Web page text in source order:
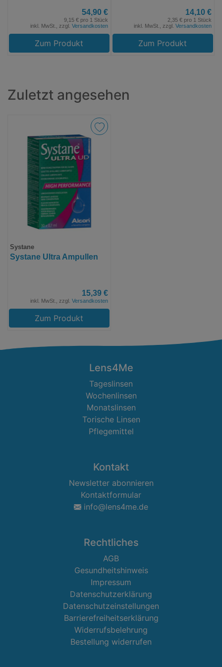
54,90 €
9,15 € pro 1 Stück
inkl. MwSt., zzgl. Versandkosten
Zum Produkt
14,10 €
2,35 € pro 1 Stück
inkl. MwSt., zzgl. Versandkosten
Zum Produkt
Zuletzt angesehen
Systane
Systane Ultra Ampullen
15,39 €
inkl. MwSt., zzgl. Versandkosten
Zum Produkt
Lens4Me
Tageslinsen
Wochenlinsen
Monatslinsen
Torische Linsen
Pflegemittel
Kontakt
Newsletter abonnieren
Kontaktformular
info@lens4me.de
Rechtliches
AGB
Gesundheitshinweis
Impressum
Datenschutzerklärung
Datenschutzeinstellungen
Barrierefreiheitserklärung
Widerrufsbelehrung
Bestellung widerrufen